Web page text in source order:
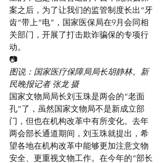
案之后，为了让我们的监管制度长出“牙
齿”带上“电”，国家医保局在9月会同相
关部门，开展了打击欺诈骗保的专项行
动。
📷
图说：国家医疗保障局局长胡静林。新
民晚报记者 张龙 摄
国家文物局局长刘玉珠是两会的“老面
孔”了，虽然国家文物局不是新成立部
门，但也在机构改革中有所变化。去年
两会部长通道期间，刘玉珠就提出，希
望各地在机构改革中能够更加注意文物
安全、更重视文物工作。在今年的“部长